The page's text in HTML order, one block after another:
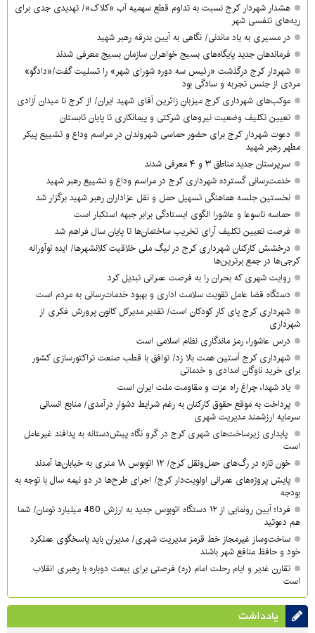
هشدار شهردار کرج نسبت به تداوم قطع سهمیه آب «کلاک»/ تهدیدی جدی برای
ریه‌های تنفسی شهر
در مسیری به یاد ماندنی/ نگاهی به آیین بدرقه رهبر شهید
فرماندهان جدید پایگاه‌های بسیج خواهران سازمان بسیج معرفی شدند
شهردار کرج درگذشت «رئیس سه دوره شورای شهر» را تسلیت گفت/«دادگو»
مردی از جنس تجربه و سادگی بود
موکب‌های شهرداری کرج میزبانِ زائرین آقای شهید ایران/ از کرج تا میدان آزادی
تعیین تکلیف وضعیت نیروهای شرکتی و پیمانکاری تا پایان تابستان
دعوت شهردار کرج برای حضور حماسی شهروندان در مراسم وداع و تشییع پیکر
مطهر رهبر شهید
سرپرستان جدید مناطق ۳ و ۴ معرفی شدند
خدمت‌رسانی گسترده شهرداری کرج در مراسم وداع و تشییع رهبر شهید
نخستین جلسه هماهنگی تسهیل حمل و نقل عزاداران رهبر شهید برگزار شد
حماسه تاسوعا و عاشورا الگوی ایستادگی برابر جبهه استکبار است
فرصت تعیین تکلیف آرای تخریب ساختمان‌ها تا پایان سال فراهم شد
درخشش کارکنان شهرداری کرج در لیگ ملی خلاقیت کلانشهرها/ ایده نوآورانه
کرجی‌ها در جمع برترین‌ها
روایت شهری که بحران را به فرصت عمرانی تبدیل کرد
دستگاه قضا عامل تقویت سلامت اداری و بهبود خدمات‌رسانی به مردم است
شهرداری کرج پای کار کودکان است/ تقدیر مدیرکل کانون پرورش فکری از
شهرداری
درس عاشورا، رمز ماندگاری نظام اسلامی است
شهرداری کرج آستین همت بالا زد/ توافق با قطب صنعت تراکتورسازی کشور
برای خرید ناوگان امدادی و خدماتی
یاد شهدا، چراغ راه عزت و مقاومت ملت ایران است
پرداخت به موقع حقوق کارکنان به رغم شرایط دشوار درآمدی/ منابع انسانی
سرمایه ارزشمند مدیریت شهری
پایداری زیرساخت‌های شهری کرج در گرو نگاه پیش‌دستانه به پدافند غیرعامل
است
خون تازه در رگ‌های حمل‌ونقل کرج/ ۱۲ اتوبوس ۱۸ متری به خیابان‌ها آمدند
پایش پروژه‌های عمرانی اولویت‌دار کرج/ اجرای طرح‌ها در دو نیمه سال با توجه به
بودجه
فردا؛ آیین رونمایی از ۱۲ دستگاه اتوبوس جدید به ارزش 480 میلیارد تومان/ شما
هم دعوتید
ساخت‌وساز غیرمجاز خط قرمز مدیریت شهری‌/ مدیران باید پاسخگوی عملکرد
خود و حافظ منافع شهر باشند
تقارن غدیر و ایام رحلت امام (ره) فرصتی برای بیعت دوباره با رهبری انقلاب
است
یادداشت